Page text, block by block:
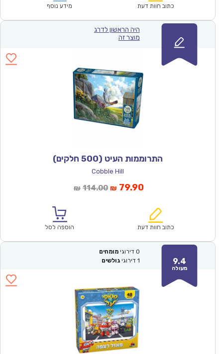
₪93.00.
כתוב חוות דעת מידע נוסף
היה הראשון לדרג
מוצר זה
התרוממות העיט (500 חלקים)
Cobble Hill
₪ 114.00המחיר
₪114.00.
₪ 79.90המחיר
הוא:
כתוב חוות דעת הוספה לסל
9.4
מעולה
0 דירוגי מומחים
1 דירוגי גולשים